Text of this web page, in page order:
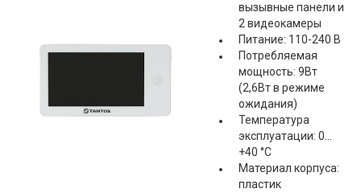
вызывные панели и
2 видеокамеры
Питание: 110-240 В
Потребляемая
мощность: 9Вт
(2,6Вт в режиме
ожидания)
Температура
эксплуатации: 0…
+40 °С
Материал корпуса:
пластик